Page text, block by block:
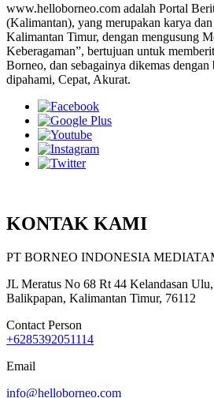
www.helloborneo.com adalah Portal
(Kalimantan), yang merupakan karya
Kalimantan Timur, dengan mengusung
Keberagaman”, bertujuan untuk
Borneo, dan sebagainya dikemas dengan
dipahami, Cepat, Akurat.
KONTAK KAMI
PT BORNEO INDONESIA
JL Meratus No 68 Rt 44 Kelandasan
Balikpapan, Kalimantan Timur, 76112
Contact Person
+6285392051114
Email
info@helloborneo.com